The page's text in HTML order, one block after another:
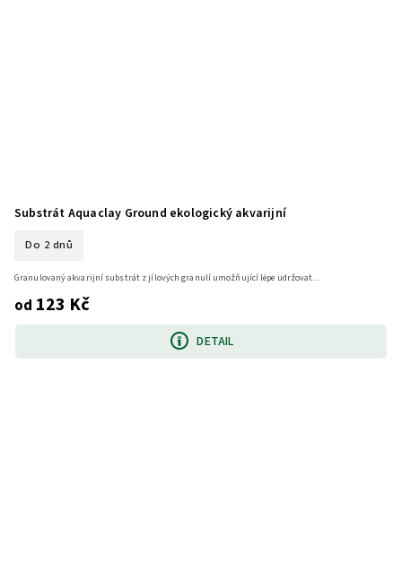
Substrát Aquaclay Ground ekologický akvarijní
Do 2 dnů
od 123 Kč
DETAIL
Granulovaný akvarijní substrát z jílových granulí umožňující lépe udržovat...